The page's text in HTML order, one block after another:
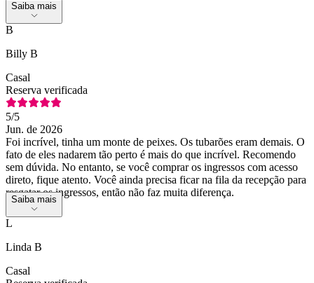
Saiba mais
B
Billy B
Casal
Reserva verificada
5/5
Jun. de 2026
Foi incrível, tinha um monte de peixes. Os tubarões eram demais. O
fato de eles nadarem tão perto é mais do que incrível. Recomendo
sem dúvida. No entanto, se você comprar os ingressos com acesso
direto, fique atento. Você ainda precisa ficar na fila da recepção para
resgatar os ingressos, então não faz muita diferença.
Saiba mais
L
Linda B
Casal